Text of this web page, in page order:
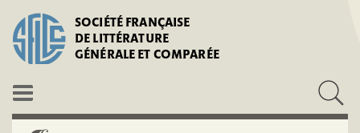
SOCIÉTÉ FRANÇAISE
DE LITTÉRATURE
GÉNÉRALE ET COMPARÉE